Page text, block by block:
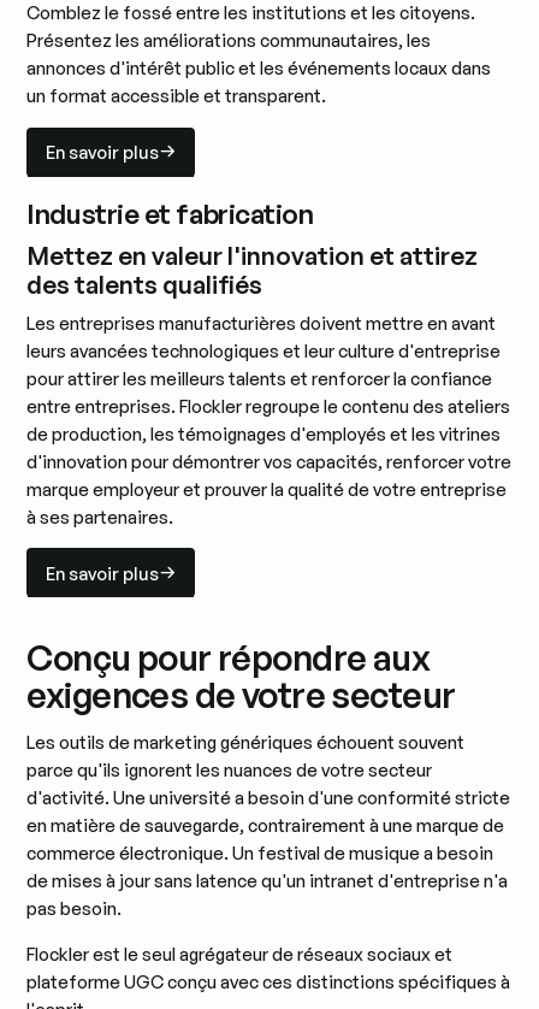
Comblez le fossé entre les institutions et les citoyens.
Présentez les améliorations communautaires, les
annonces d'intérêt public et les événements locaux dans
un format accessible et transparent.
En savoir plus
Industrie et fabrication
Mettez en valeur l'innovation et attirez
des talents qualifiés
Les entreprises manufacturières doivent mettre en avant
leurs avancées technologiques et leur culture d'entreprise
pour attirer les meilleurs talents et renforcer la confiance
entre entreprises. Flockler regroupe le contenu des ateliers
de production, les témoignages d'employés et les vitrines
d'innovation pour démontrer vos capacités, renforcer votre
marque employeur et prouver la qualité de votre entreprise
à ses partenaires.
En savoir plus
Conçu pour répondre aux
exigences de votre secteur
Les outils de marketing génériques échouent souvent
parce qu'ils ignorent les nuances de votre secteur
d'activité. Une université a besoin d'une conformité stricte
en matière de sauvegarde, contrairement à une marque de
commerce électronique. Un festival de musique a besoin
de mises à jour sans latence qu'un intranet d'entreprise n'a
pas besoin.
Flockler est le seul agrégateur de réseaux sociaux et
plateforme UGC conçu avec ces distinctions spécifiques à